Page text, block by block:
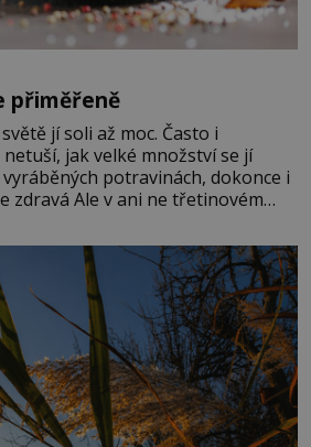
přiměřeně
jí soli až moc. Často i
jak velké množství se jí
potravinách, dokonce i
Ale v ani ne třetinovém
a chlór – jsou zásadní pro